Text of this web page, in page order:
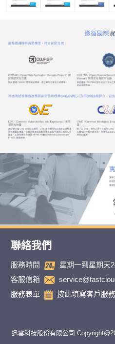
聯絡我們
服務時間
星期一到星期天
客服信箱
服務表單
按此填寫客戶服
迅雲科技股份有限公司